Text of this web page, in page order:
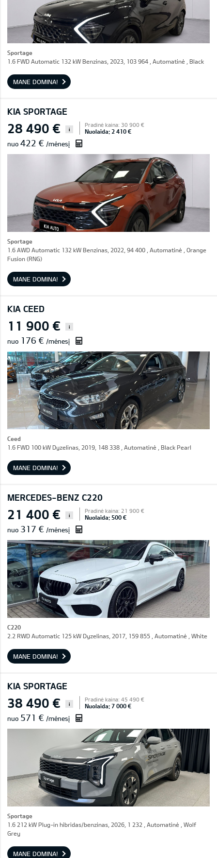
Sportage
1.6 FWD Automatic 132 kW Benzinas, 2023, 103 964 , Automatinė , Black
MANE DOMINA!
KIA SPORTAGE
28 490 € i
Pradinė kaina: 30 900 €
Nuolaida: 2 410 €
nuo 422 € /mėnesį
Sportage
1.6 AWD Automatic 132 kW Benzinas, 2022, 94 400 , Automatinė , Orange
Fusion (RNG)
MANE DOMINA!
KIA CEED
11 900 € i
nuo 176 € /mėnesį
Ceed
1.6 FWD 100 kW Dyzelinas, 2019, 148 338 , Automatinė , Black Pearl
MANE DOMINA!
MERCEDES-BENZ C220
21 400 € i
Pradinė kaina: 21 900 €
Nuolaida: 500 €
nuo 317 € /mėnesį
C220
2.2 RWD Automatic 125 kW Dyzelinas, 2017, 159 855 , Automatinė , White
MANE DOMINA!
KIA SPORTAGE
38 490 € i
Pradinė kaina: 45 490 €
Nuolaida: 7 000 €
nuo 571 € /mėnesį
Sportage
1.6 212 kW Plug-in hibridas/benzinas, 2026, 1 232 , Automatinė , Wolf
Grey
MANE DOMINA!